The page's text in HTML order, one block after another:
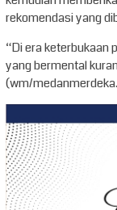
rekomendasi yang
“Di era keterbukaan
yang bermental
(wm/